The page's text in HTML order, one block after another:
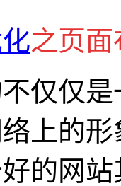
之页面
仅是
上的
的网